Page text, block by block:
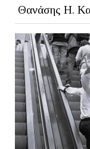
Θανάσης Η.